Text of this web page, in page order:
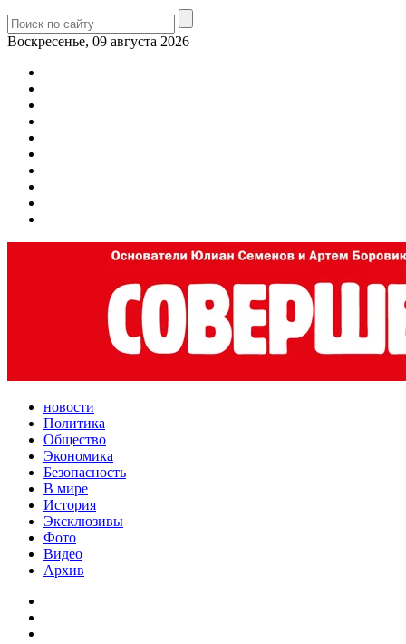
Воскресенье, 09 августа 2026
новости
Политика
Общество
Экономика
Безопасность
В мире
История
Эксклюзивы
Фото
Видео
Архив